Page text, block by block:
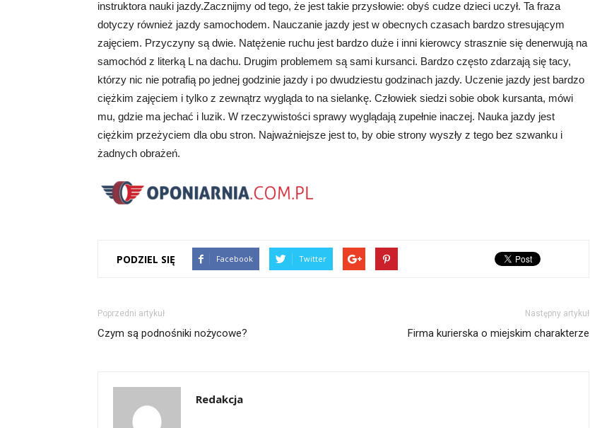
instruktora nauki jazdy.Zacznijmy od tego, że jest takie przysłowie: obyś cudze dzieci uczył. Ta fraza
dotyczy również jazdy samochodem. Nauczanie jazdy jest w obecnych czasach bardzo stresującym
zajęciem. Przyczyny są dwie. Natężenie ruchu jest bardzo duże i inni kierowcy strasznie się denerwują na
samochód z literką L na dachu. Drugim problemem są sami kursanci. Bardzo często zdarzają się tacy,
którzy nic nie potrafią po jednej godzinie jazdy i po dwudziestu godzinach jazdy. Uczenie jazdy jest bardzo
ciężkim zajęciem i tylko z zewnątrz wygląda to na sielankę. Człowiek siedzi sobie obok kursanta, mówi
mu, gdzie ma jechać i luzik. W rzeczywistości sprawy wyglądają zupełnie inaczej. Nauka jazdy jest
ciężkim przeżyciem dla obu stron. Najważniejsze jest to, by obie strony wyszły z tego bez szwanku i
żadnych obrażeń.
PODZIEL SIĘ Facebook Twitter
Poprzedni artykuł
Czym są podnośniki nożycowe?
Następny artykuł
Firma kurierska o miejskim charakterze
Redakcja